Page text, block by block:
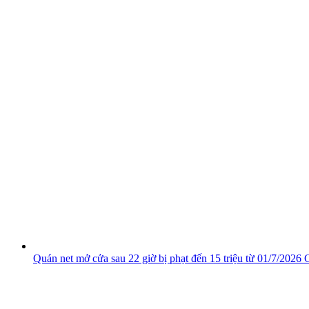
Quán net mở cửa sau 22 giờ bị phạt đến 15 triệu từ 01/7/2026